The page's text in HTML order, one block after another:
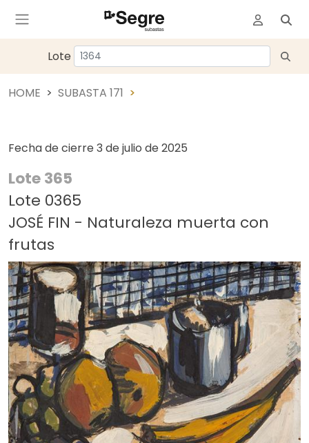
Lote
HOME SUBASTA 171
Fecha de cierre 3 de julio de 2025
Lote 365
Lote 0365
JOSÉ FIN - Naturaleza muerta con
frutas